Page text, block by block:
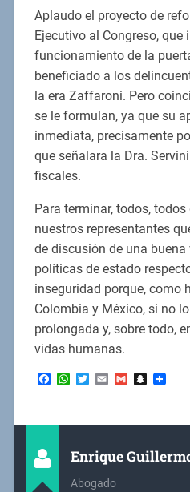
Aplaudo el proyecto de
Ejecutivo al Congreso, que
funcionamiento de la
beneficiado a los
la era Zaffaroni. Pero
se le formulan, ya que su
inmediata, precisamente
que señalara la Dra.
fiscales.
Para terminar, todos,
nuestros representantes
de discusión de una buena
políticas de estado
inseguridad porque, como
Colombia y México, si no
prolongada y, sobre todo,
vidas humanas.
Facebook
WhatsApp
Twitter
EmailGmail
Enrique
Abogado